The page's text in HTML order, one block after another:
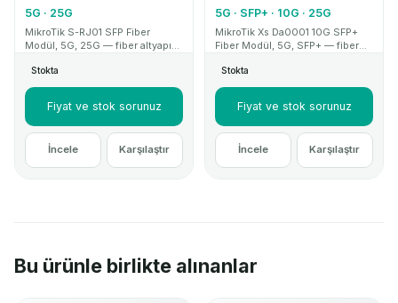
5G · 25G
MikroTik S-RJ01 SFP Fiber
Modül, 5G, 25G — fiber altyapı
SFP/QSFP modül çözümüdür.
Kurumsal proje ve teknik destek
için MikroTik Mağaza.
Stokta
Fiyat ve stok sorunuz
İncele Karşılaştır
5G · SFP+ · 10G · 25G
MikroTik Xs Da0001 10G SFP+
Fiber Modül, 5G, SFP+ — fiber
kullanılan SFP/QSFP modül
çözümüdür. Kurumsal proje ve
teknik destek için MikroTik
Mağaza.
Stokta
Fiyat ve stok sorunuz
İncele Karşılaştır
Bu ürünle birlikte alınanlar